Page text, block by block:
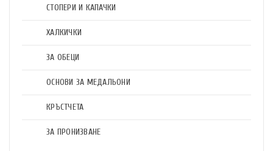
СТОПЕРИ И КАПАЧКИ
ХАЛКИЧКИ
ЗА ОБЕЦИ
ОСНОВИ ЗА МЕДАЛЬОНИ
КРЪСТЧЕТА
ЗА ПРОНИЗВАНЕ